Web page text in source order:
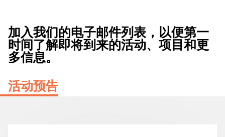
加入我们的电子邮件列表，以便第一
时间了解即将到来的活动、项目和更
多信息。
活动预告